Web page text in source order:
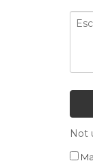
Not